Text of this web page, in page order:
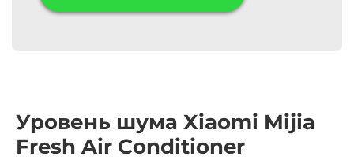
Уровень шума Xiaomi Mijia
Fresh Air Conditioner